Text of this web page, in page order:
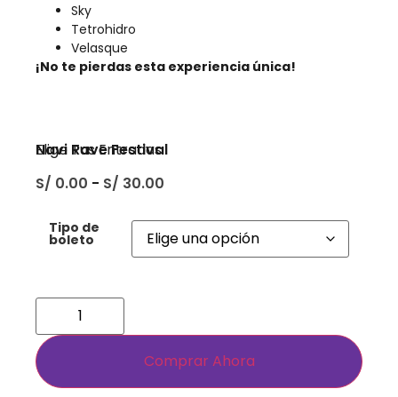
Sky
Tetrohidro
Velasque
¡No te pierdas esta experiencia única!
Navi Rave Festival
Elige Tus Entradas
S/ 0.00 - S/ 30.00
Tipo de
boleto
Comprar Ahora